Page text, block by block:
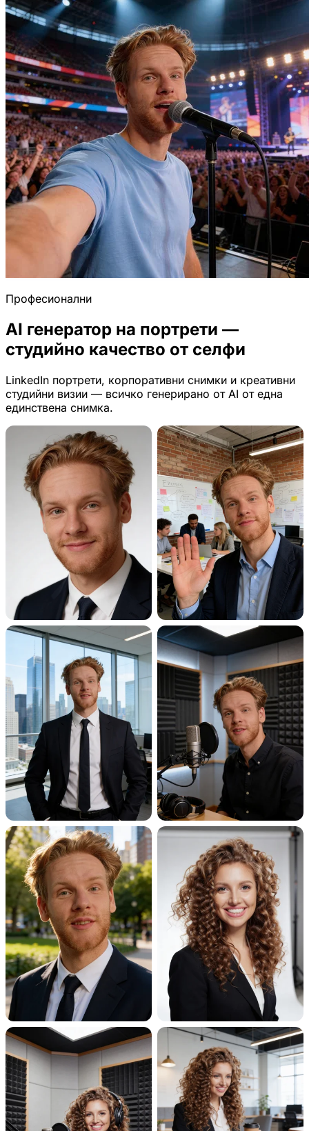
Професионални
AI генератор на портрети —
студийно качество от селфи
LinkedIn портрети, корпоративни снимки и креативни
студийни визии — всичко генерирано от AI от една
единствена снимка.